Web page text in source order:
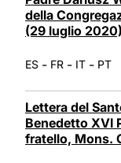
della
(29 luglio 2020)
ES - FR - IT - PT
Lettera del
Benedetto XVI
fratello, Mons.